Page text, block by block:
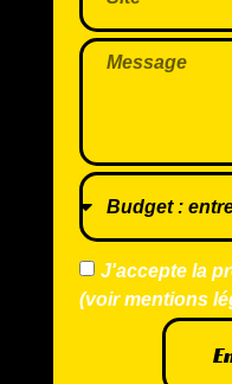
J'accepte la
(voir mentions